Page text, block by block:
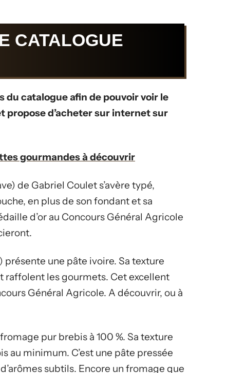
CATALOGUE
du catalogue afin de pouvoir voir le
propose d’acheter sur internet sur
gourmandes à découvrir
de Gabriel Coulet s’avère typé,
en plus de son fondant et sa
d’or au Concours Général Agricole
présente une pâte ivoire. Sa texture
raffolent les gourmets. Cet excellent
Général Agricole. A découvrir, ou à
pur brebis à 100 %. Sa texture
au minimum. C’est une pâte pressée
subtils. Encore un fromage que